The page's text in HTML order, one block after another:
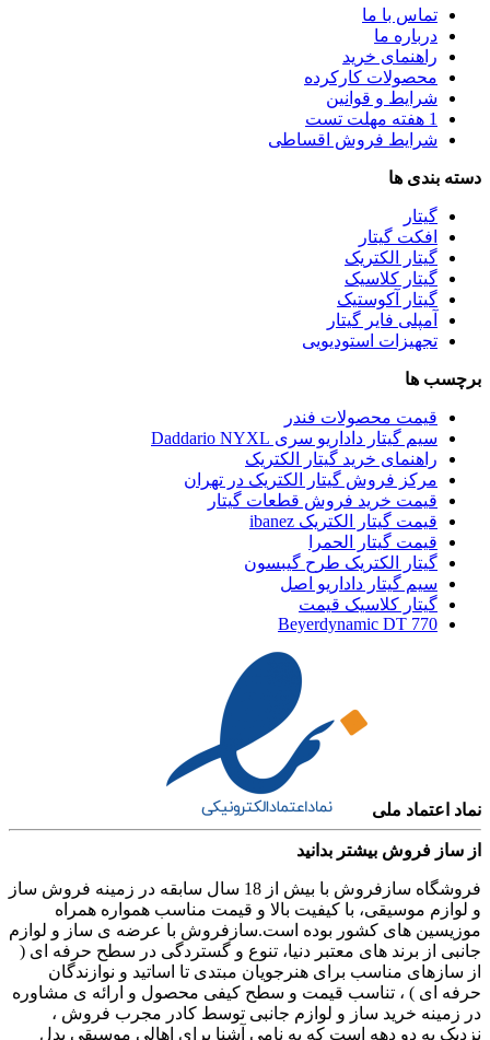
تماس با ما
درباره ما
راهنمای خرید
محصولات کارکرده
شرایط و قوانین
1 هفته مهلت تست
شرایط فروش اقساطی
دسته بندی ها
گیتار
افکت گیتار
گیتار الکتریک
گیتار کلاسیک
گیتار آکوستیک
آمپلی فایر گیتار
تجهیزات استودیویی
برچسب ها
قیمت محصولات فندر
سیم گیتار داداریو سری Daddario NYXL
راهنمای خرید گیتار الکتریک
مرکز فروش گیتار الکتریک در تهران
قیمت خرید فروش قطعات گیتار
قیمت گیتار الکتریک ibanez
قیمت گیتار الحمرا
گیتار الکتریک طرح گیبسون
سیم گیتار داداریو اصل
گیتار کلاسیک قیمت
Beyerdynamic DT 770
نماد اعتماد ملی
از ساز فروش بیشتر بدانید
فروشگاه سازفروش با بیش از 18 سال سابقه در زمینه فروش ساز
و لوازم موسیقی، با کیفیت بالا و قیمت مناسب همواره همراه
موزیسین های کشور بوده است.سازفروش با عرضه ی ساز و لوازم
جانبی از برند های معتبر دنیا، تنوع و گستردگی در سطح حرفه ای (
از سازهای مناسب برای هنرجویان مبتدی تا اساتید و نوازندگان
حرفه ای ) ، تناسب قیمت و سطح کیفی محصول و ارائه ی مشاوره
در زمینه خرید ساز و لوازم جانبی توسط کادر مجرب فروش ،
نزدیک به دو دهه است که به نامی آشنا برای اهالی موسیقی بدل